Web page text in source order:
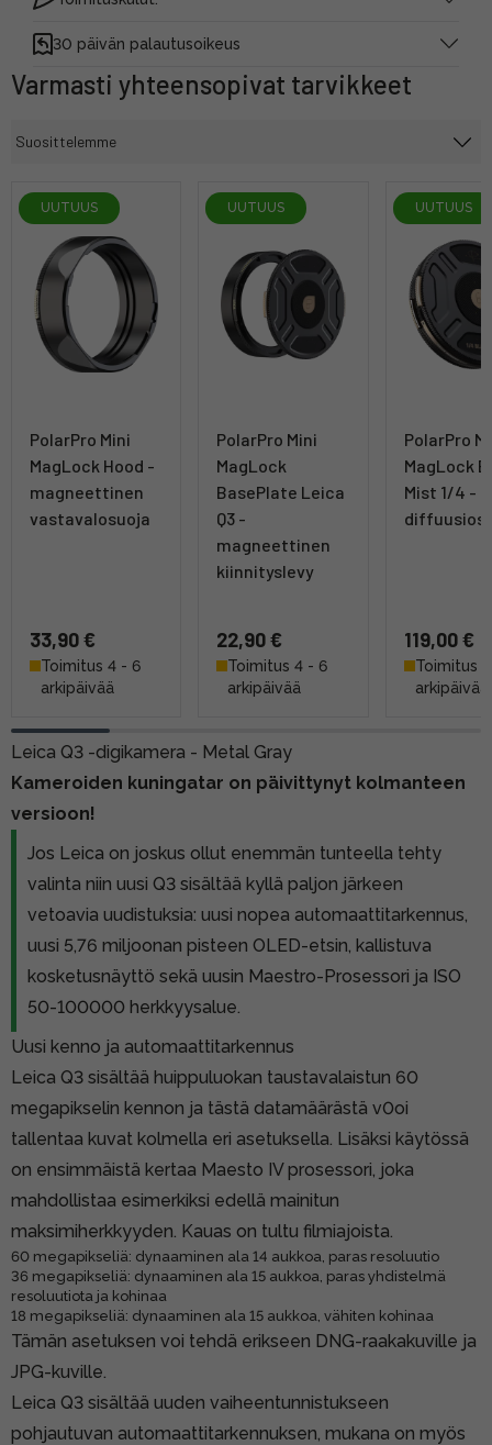
30 päivän palautusoikeus
Varmasti yhteensopivat tarvikkeet
UUTUUS
PolarPro Mini
MagLock Hood -
magneettinen
vastavalosuoja
33,90 €
Toimitus 4 - 6
arkipäivää
UUTUUS
PolarPro Mini
MagLock
BasePlate Leica
Q3 -
magneettinen
kiinnityslevy
22,90 €
Toimitus 4 - 6
arkipäivää
UUTUUS
PolarPro
MagLock
Mist 1/4 -
119,00 €
Toimitus
arkipäivää
Leica Q3 -digikamera - Metal Gray
Kameroiden kuningatar on päivittynyt kolmanteen
versioon!
Jos Leica on joskus ollut enemmän tunteella tehty
valinta niin uusi Q3 sisältää kyllä paljon järkeen
vetoavia uudistuksia: uusi nopea automaattitarkennus,
uusi 5,76 miljoonan pisteen OLED-etsin, kallistuva
kosketusnäyttö sekä uusin Maestro-Prosessori ja ISO
50-100000 herkkyysalue.
Uusi kenno ja automaattitarkennus
Leica Q3 sisältää huippuluokan taustavalaistun 60
megapikselin kennon ja tästä datamäärästä v0oi
tallentaa kuvat kolmella eri asetuksella. Lisäksi käytössä
on ensimmäistä kertaa Maesto IV prosessori, joka
mahdollistaa esimerkiksi edellä mainitun
maksimiherkkyyden. Kauas on tultu filmiajoista.
60 megapikseliä: dynaaminen ala 14 aukkoa, paras resoluutio
36 megapikseliä: dynaaminen ala 15 aukkoa, paras yhdistelmä
resoluutiota ja kohinaa
18 megapikseliä: dynaaminen ala 15 aukkoa, vähiten kohinaa
Tämän asetuksen voi tehdä erikseen DNG-raakakuville ja
JPG-kuville.
Leica Q3 sisältää uuden vaiheentunnistukseen
pohjautuvan automaattitarkennuksen, mukana on myös